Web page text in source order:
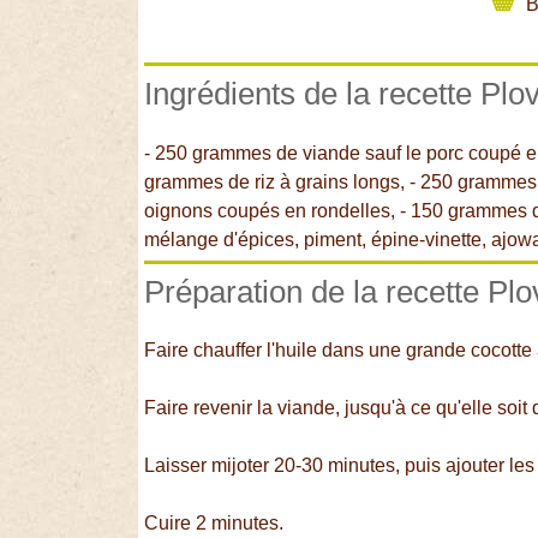
Ingrédients de la recette
- 250 grammes de viande sauf le porc coupé
grammes de riz à grains longs, - 250
oignons coupés en rondelles, - 150
mélange d'épices, piment, épine-vinette,
Préparation de la recette
Faire chauffer l'huile dans une grande cocotte
Faire revenir la viande, jusqu'à ce qu'elle
Laisser mijoter 20-30 minutes, puis ajouter
Cuire 2 minutes.